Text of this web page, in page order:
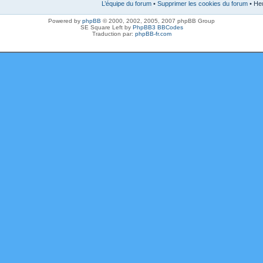
L’équipe du forum • Supprimer les cookies du forum •
Powered by phpBB © 2000, 2002, 2005, 2007 phpBB Group
SE Square Left by PhpBB3 BBCodes
Traduction par: phpBB-fr.com